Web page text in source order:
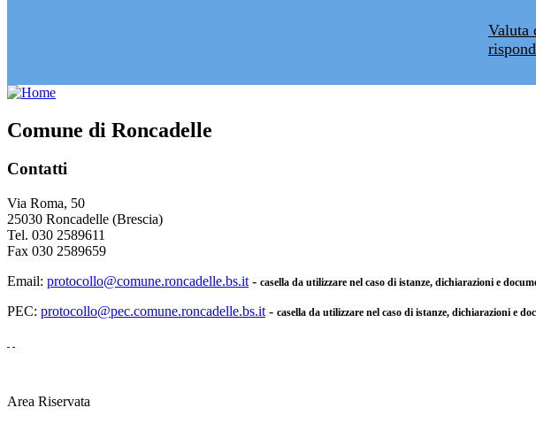
Valuta
Comune di Roncadelle
Contatti
Via Roma, 50
25030 Roncadelle (Brescia)
Tel. 030 2589611
Fax 030 2589659
Email: protocollo@comune.roncadelle.bs.it - casella da utilizzare nel caso di istanze, dichiarazioni e
PEC: protocollo@pec.comune.roncadelle.bs.it - casella da utilizzare nel caso di istanze, dichiarazioni e
Area Riservata